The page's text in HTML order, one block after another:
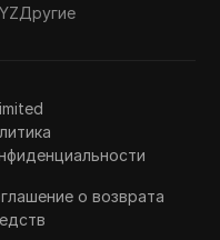
YZДругие
о возврата